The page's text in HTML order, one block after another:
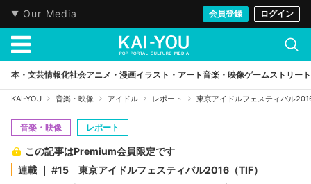
Our Media 会員登録 ログイン
本・文芸情報化社会アニメ・漫画イラスト・アート音楽・映像ゲームストリート
KAI-YOU 音楽・映像 アイドル レポート 東京アイドルフェスティバル
音楽・映像 レポート
この記事はPremium会員限定です
連載 ｜ #15 東京アイドルフェスティバル2016（TIF）